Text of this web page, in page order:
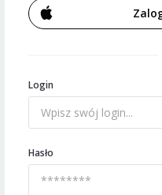
Login
Hasło